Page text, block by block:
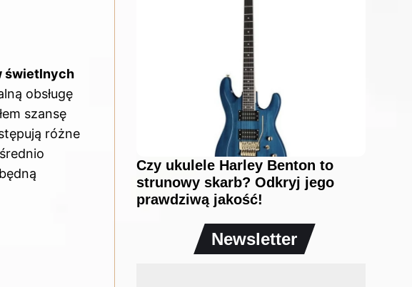
świetlnych
obsługę
szansę
różne
Czy ukulele Harley Benton to
strunowy skarb? Odkryj jego
prawdziwą jakość!
Newsletter